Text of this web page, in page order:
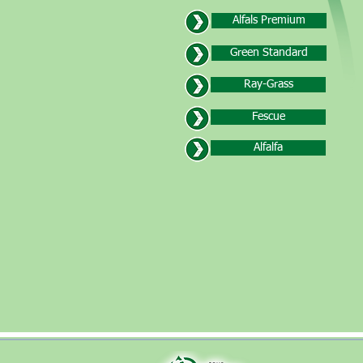
Alfals Premium
Green Standard
Ray-Grass
Fescue
Alfalfa